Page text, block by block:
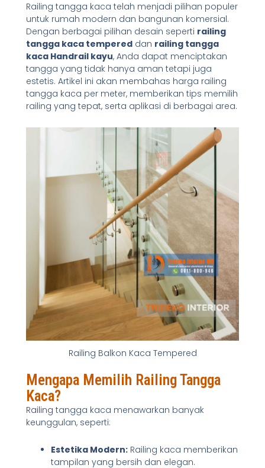
Railing tangga kaca telah menjadi pilihan populer
untuk rumah modern dan bangunan komersial.
Dengan berbagai pilihan desain seperti railing
tangga kaca tempered dan railing tangga
kaca Handrail kayu, Anda dapat menciptakan
tangga yang tidak hanya aman tetapi juga
estetis. Artikel ini akan membahas harga railing
tangga kaca per meter, memberikan tips memilih
railing yang tepat, serta aplikasi di berbagai area.
Railing Balkon Kaca Tempered
Mengapa Memilih Railing Tangga
Kaca?
Railing tangga kaca menawarkan banyak
keunggulan, seperti:
Estetika Modern: Railing kaca memberikan
tampilan yang bersih dan elegan.